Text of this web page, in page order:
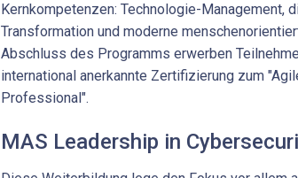
Kernkompetenzen: Technologie-Management,
Transformation und moderne
Abschluss des Programms erwerben
international anerkannte Zertifizierung zum
Professional".
MAS Leadership in